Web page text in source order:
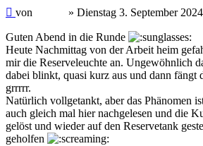
Beitrag
von » Dienstag 3. September
Guten Abend in die Runde
Heute Nachmittag von der Arbeit heim
mir die Reserveleuchte an. Ungewöhnlich
dabei blinkt, quasi kurz aus und dann
grrrrr.
Natürlich vollgetankt, aber das Phänomen
auch gleich mal hier nachgelesen und die
gelöst und wieder auf den Reservetank
geholfen